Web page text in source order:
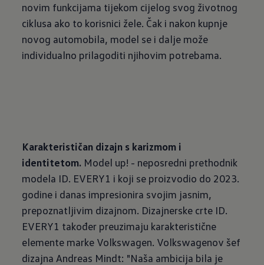
novim funkcijama tijekom cijelog svog životnog
ciklusa ako to korisnici žele. Čak i nakon kupnje
novog automobila, model se i dalje može
individualno prilagoditi njihovim potrebama.
Karakterističan dizajn s karizmom i
identitetom. Model up! - neposredni prethodnik
modela ID. EVERY1 i koji se proizvodio do 2023.
godine i danas impresionira svojim jasnim,
prepoznatljivim dizajnom. Dizajnerske crte ID.
EVERY1 također preuzimaju karakteristične
elemente marke Volkswagen. Volkswagenov šef
dizajna Andreas Mindt: "Naša ambicija bila je